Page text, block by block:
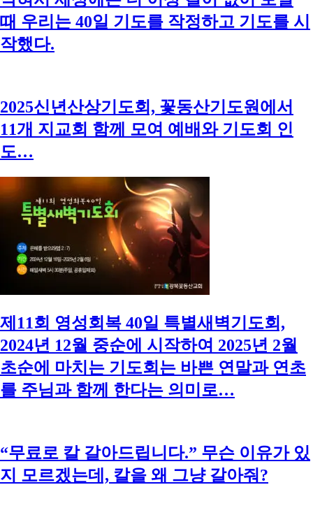
때 우리는 40일 기도를 작정하고 기도를 시
작했다.
2025신년산상기도회, 꽃동산기도원에서
11개 지교회 함께 모여 예배와 기도회 인
도…
제11회 영성회복 40일 특별새벽기도회,
2024년 12월 중순에 시작하여 2025년 2월
초순에 마치는 기도회는 바쁜 연말과 연초
를 주님과 함께 한다는 의미로…
“무료로 칼 갈아드립니다.” 무슨 이유가 있
지 모르겠는데, 칼을 왜 그냥 갈아줘?